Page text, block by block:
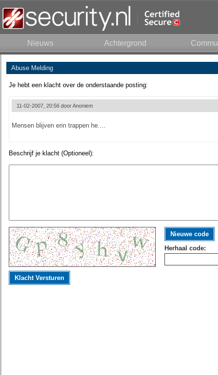
Nieuws Achtergrond
Abuse Melding
Je hebt een klacht over de onderstaande posting:
11-02-2007, 20:56 doorAnoniem
Mensen blijven erin trappen he....
Beschrijf je klacht (Optioneel):
Nieuwe code
Herhaal code:
Klacht Versturen